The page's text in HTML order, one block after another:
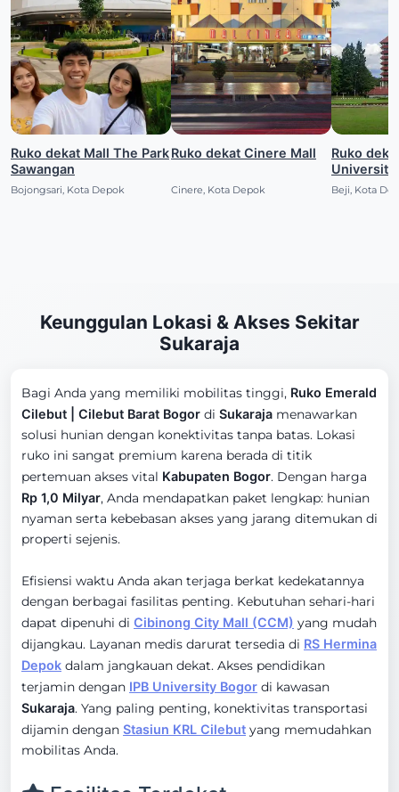
Ruko dekat Mall The Park
Sawangan
Bojongsari, Kota Depok
Ruko dekat Cinere Mall
Cinere, Kota Depok
Ruko
Beji, Kota
Keunggulan Lokasi & Akses Sekitar
Sukaraja
Bagi Anda yang memiliki mobilitas tinggi, Ruko Emerald
Cilebut | Cilebut Barat Bogor di Sukaraja menawarkan
solusi hunian dengan konektivitas tanpa batas. Lokasi
ruko ini sangat premium karena berada di titik
pertemuan akses vital Kabupaten Bogor. Dengan harga
Rp 1,0 Milyar, Anda mendapatkan paket lengkap: hunian
nyaman serta kebebasan akses yang jarang ditemukan di
properti sejenis.
Efisiensi waktu Anda akan terjaga berkat kedekatannya
dengan berbagai fasilitas penting. Kebutuhan sehari-hari
dapat dipenuhi di Cibinong City Mall (CCM) yang mudah
dijangkau. Layanan medis darurat tersedia di RS Hermina
Depok dalam jangkauan dekat. Akses pendidikan
terjamin dengan IPB University Bogor di kawasan
Sukaraja. Yang paling penting, konektivitas transportasi
dijamin dengan Stasiun KRL Cilebut yang memudahkan
mobilitas Anda.